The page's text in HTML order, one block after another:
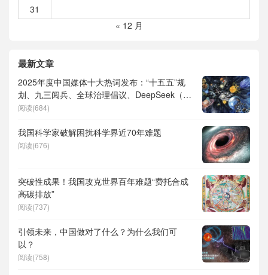
31
« 12 月
最新文章
2025年度中国媒体十大热词发布：“十五五”规
划、九三阅兵、全球治理倡议、DeepSeek（深
度求索）、人形机器人、苏超、票根经济、育
阅读(684)
我国科学家破解困扰科学界近70年难题
阅读(676)
突破性成果！我国攻克世界百年难题“费托合成
高碳排放”
阅读(737)
引领未来，中国做对了什么？为什么我们可
以？
阅读(758)